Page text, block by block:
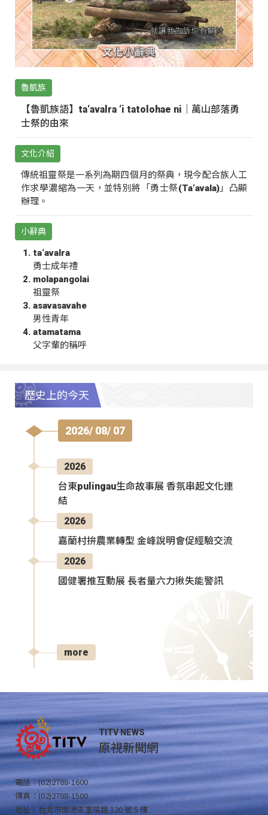
魯凱族
【魯凱族語】ta‘avalra ‘i tatolohae ni｜萬山部落勇
士祭的由來
文化介紹
傳統祖靈祭是一系列為期四個月的祭典，現今配合族人工
作求學濃縮為一天，並特別將「勇士祭(Ta‘avala)」凸顯
辦理。
小辭典
ta‘avalra
勇士成年禮
molapangolai
祖靈祭
asavasavahe
男性青年
atamatama
父字輩的稱呼
歷史上的今天
2026/ 08/ 07
2026
台東pulingau生命故事展 香氛串起文化連
結
2026
嘉蘭村拚農業轉型 金峰說明會促經驗交流
2026
國健署推互動展 長者量六力揪失能警訊
more
TITV NEWS
原視新聞網
電話：(02)2788-1600
傳真：(02)2788-1500
地址：台北市南港區重陽路 120 號 5 樓